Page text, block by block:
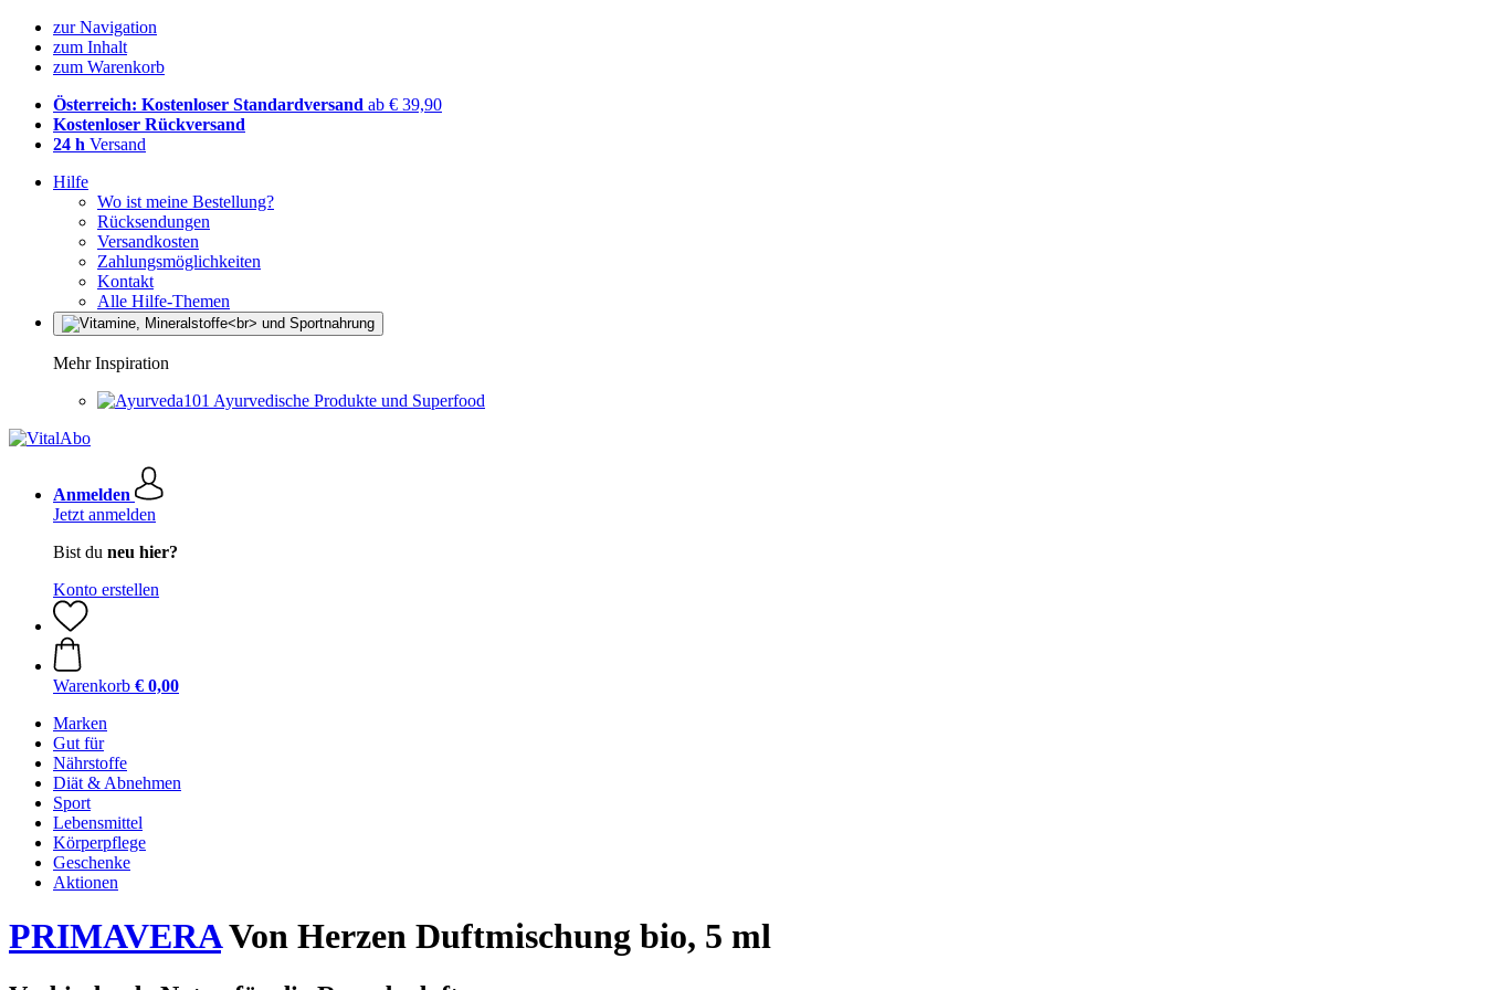
zur Navigation
zum Inhalt
zum Warenkorb
Österreich: Kostenloser Standardversand ab € 39,90
Kostenloser Rückversand
24 h Versand
Hilfe
Wo ist meine Bestellung?
Rücksendungen
Versandkosten
Zahlungsmöglichkeiten
Kontakt
Alle Hilfe-Themen
Mehr Inspiration
Ayurvedische Produkte und Superfood
Anmelden
Jetzt anmelden
Bist du neu hier?
Konto erstellen
Warenkorb € 0,00
Marken
Gut für
Nährstoffe
Diät & Abnehmen
Sport
Lebensmittel
Körperpflege
Geschenke
Aktionen
PRIMAVERAVon Herzen Duftmischung bio, 5 ml